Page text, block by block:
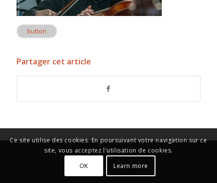
button
Partager cet article
Ce site utilise des cookies. En poursuivant votre navigation sur ce
site, vous acceptez l'utilisation de cookies.
OK
Learn more